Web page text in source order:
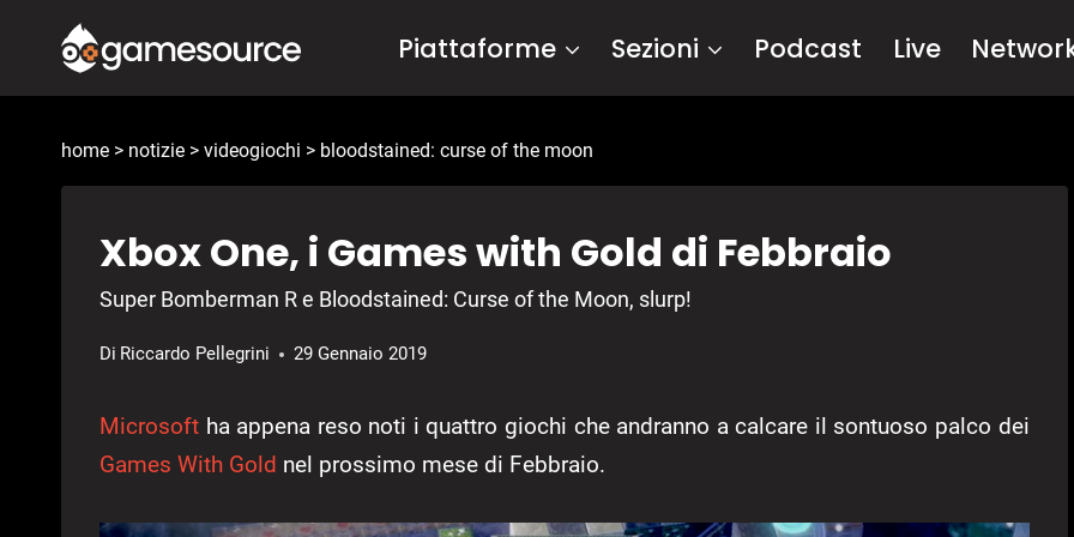
contenuto
Piattaforme Sezioni Podcast Live
home > notizie > videogiochi > bloodstained: curse of the moon
Xbox One, i Games with Gold di Febbraio
Super Bomberman R e Bloodstained: Curse of the Moon, slurp!
Di Riccardo Pellegrini 29 Gennaio 2019
Microsoft ha appena reso noti i quattro giochi che andranno a calcare il sontuoso palco dei
Games With Gold nel prossimo mese di Febbraio.